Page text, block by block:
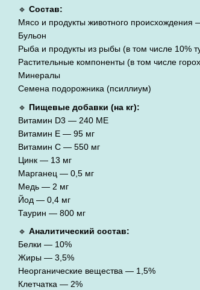
🔹 Состав:
Мясо и продукты животного происхождения
Бульон
Рыба и продукты из рыбы (в том числе 10%
Растительные компоненты (в том числе
Минералы
Семена подорожника (псиллиум)
🔹 Пищевые добавки (на кг):
Витамин D3 — 240 МЕ
Витамин E — 95 мг
Витамин C — 550 мг
Цинк — 13 мг
Марганец — 0,5 мг
Медь — 2 мг
Йод — 0,4 мг
Таурин — 800 мг
🔹 Аналитический состав:
Белки — 10%
Жиры — 3,5%
Неорганические вещества — 1,5%
Клетчатка — 2%